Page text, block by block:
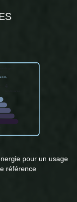
pour un usage
référence